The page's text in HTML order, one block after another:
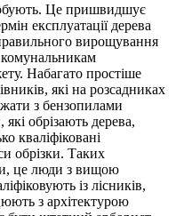
Це пришвидшує
експлуатації дерева
вирощування
Набагато простіше
які на розсадниках
з бензопилами
обрізають дерева,
кваліфіковані
обрізки. Таких
це люди з вищою
із лісників,
з архітектурою